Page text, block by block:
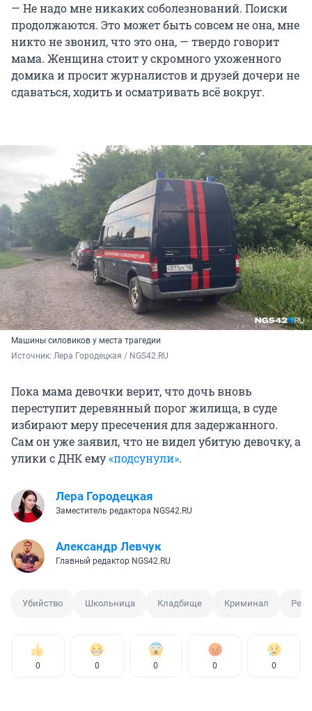
— Не надо мне никаких соболезнований. Поиски
продолжаются. Это может быть совсем не она, мне
никто не звонил, что это она, — твердо говорит
мама. Женщина стоит у скромного ухоженного
домика и просит журналистов и друзей дочери не
сдаваться, ходить и осматривать всё вокруг.
Машины силовиков у места трагедии
Источник: Лера Городецкая / NGS42.RU
Пока мама девочки верит, что дочь вновь
переступит деревянный порог жилища, в суде
избирают меру пресечения для задержанного.
Сам он уже заявил, что не видел убитую девочку, а
улики с ДНК ему«подсунули».
Лера Городецкая
Заместитель редактора NGS42.RU
Александр Левчук
Главный редактор NGS42.RU
Убийство Школьница Кладбище Криминал
0 0 0 0 0